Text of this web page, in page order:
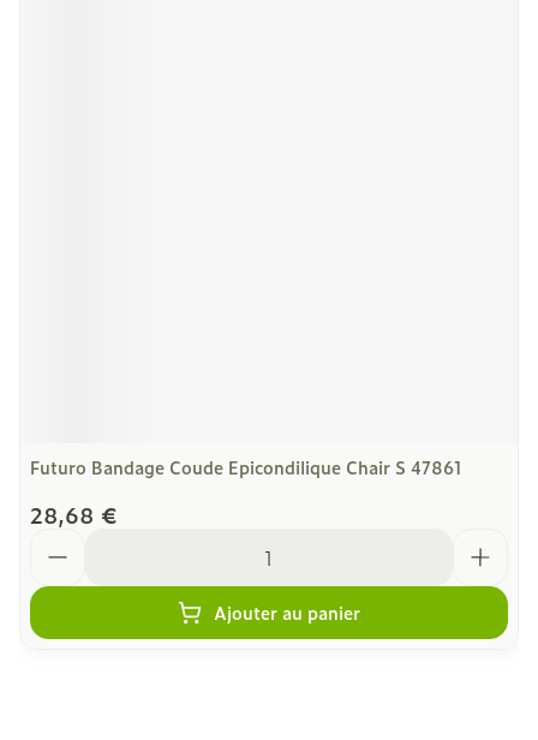
Futuro Bandage Coude Epicondilique Chair S 47861
28,68 €
Ajouter au panier